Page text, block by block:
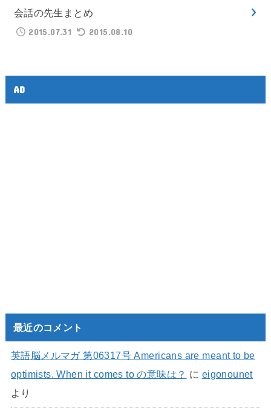
会話の先生まとめ
2015.07.31
2015.08.10
AD
最近のコメント
英語脳メルマガ 第06317号 Americans are meant to be
optimists. When it comes to の意味は？ に eigonounet
より